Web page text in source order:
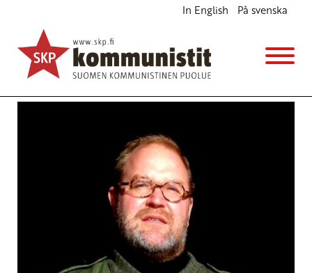
In English På svenska
Iskut eivät ole ratkaisu Tukholmassa, Pietarissa
tai Syyriassa
Ajankohtaista
7.4.2017 - 19:18
SKP